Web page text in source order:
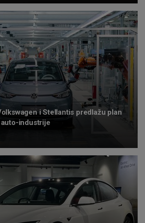
i Stellantis predlažu plan
industrije